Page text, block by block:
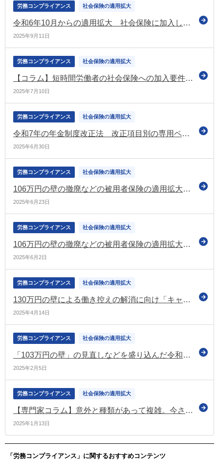
労務コンプライアンス 社会保険の適用拡大
令和6年10月からの適用拡大 社会保険に加入した者が回避した者を上回る 理由は「将来の年金額を増やしたいから」が最多（JILPTの調査）
2025年9月11日
労務コンプライアンス 社会保険の適用拡大
【コラム】短時間労働者の社会保険への加入要件の見直し いつから実施？
2025年7月10日
労務コンプライアンス 社会保険の適用拡大
令和7年の年金制度改正法 改正項目別の専用ページを新設 社会保険の加入対象の拡大についてなど（厚労省）
2025年6月30日
労務コンプライアンス 社会保険の適用拡大
106万円の壁の撤廃などの被用者保険の適用拡大、在老の見直し、遺族年金の見直し、基礎年金の底上げなどを盛り込んだ年金制度改正法 官報に公布
2025年6月23日
労務コンプライアンス 社会保険の適用拡大
106万円の壁の撤廃などの被用者保険の適用拡大、在老の見直し、遺族年金の見直しなどを盛り込んだ年金制度改正法案 修正のうえ衆議院を通過
2025年6月2日
労務コンプライアンス 社会保険の適用拡大
130万円の壁による働き控えの解消に向け「キャリアアップ助成金」を拡充することを盛り込んだ雇用則の改正案について意見募集（パブコメ）
2025年4月14日
労務コンプライアンス 社会保険の適用拡大
「103万円の壁」の見直しなどを盛り込んだ令和7年度税制改正関連法案を閣議決定 国会に提出（財務省）
2025年2月5日
労務コンプライアンス 社会保険の適用拡大
【専門家コラム】意外と種類があって複雑。今さら聞けない「年収の壁」を確認！
2025年1月13日
「労務コンプライアンス」に関するおすすめコンテンツ